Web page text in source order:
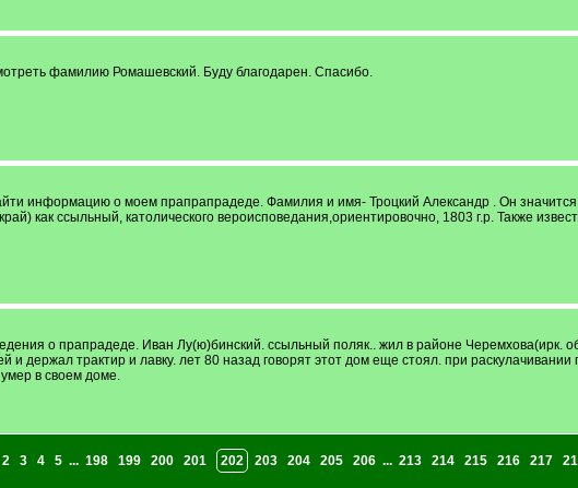
фамилию Ромашевский. Буду благодарен. Спасибо.
информацию о моем прапрапрадеде. Фамилия и имя- Троцкий Александр . Он
как ссыльный, католического вероисповедания,ориентировочно, 1803 г.р. Также
о прапрадеде. Иван Лу(ю)бинский. ссыльный поляк.. жил в районе Черемхова(ирк.
и держал трактир и лавку. лет 80 назад говорят этот дом еще стоял. при
в своем доме.
2 3 4 5 ... 198 199 200 201 202 203 204 205 206 ... 213 214 215 216 217